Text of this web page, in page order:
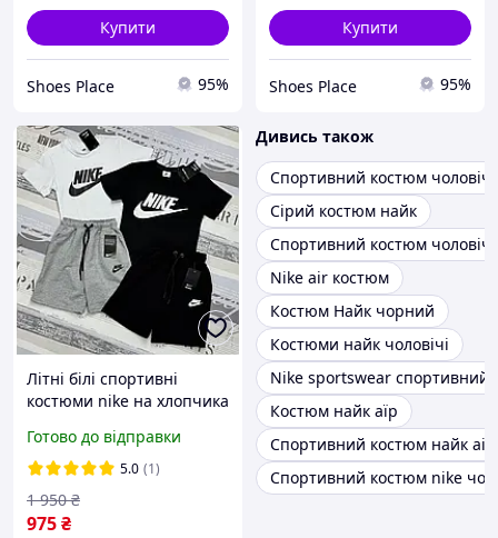
Купити
Shoes Place 95%
Купити
Shoes Place 95%
Літні білі спортивні
костюми nike на хлопчика
дитячий чорний
комплект футболки-
шорти найк з принтом
Готово до відправки
5.0 (1)
975₴
1 950 ₴
Дивись також
Спортивний костюм
Сірий костюм найк
Спортивний костюм
Nike air костюм
Костюм Найк чорний
Костюми найк чоловічі
Nike sportswear спортивний
Костюм найк аїр
Спортивний костюм найк аір
Спортивний костюм nike